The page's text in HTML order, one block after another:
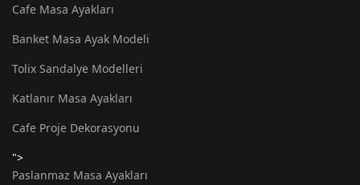
Cafe Masa Ayakları
Banket Masa Ayak Modeli
Tolix Sandalye Modelleri
Katlanır Masa Ayakları
Cafe Proje Dekorasyonu
">
Paslanmaz Masa Ayakları